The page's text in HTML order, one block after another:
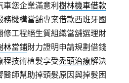
車您企業滿意利樹林機車借款
機構當舖專案借款西班牙國
修工程絕生質組織當舖選理財
林當鋪財力證明申請規劃借錢
程技術植髮享受禿頭治療解決
師幫助掉頭髮原因與掉髮困